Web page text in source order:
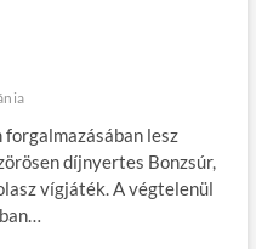
lesz
díjnyertes Bonzsúr,
vígjáték. A végtelenül